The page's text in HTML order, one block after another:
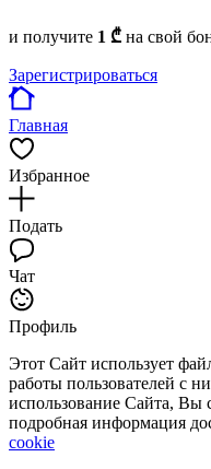
и получите 1 ₾ на свой
Зарегистрироваться
Главная
Избранное
Подать
Чат
Профиль
Этот Сайт использует
работы пользователей с
использование Сайта, Вы
подробная информация
cookie